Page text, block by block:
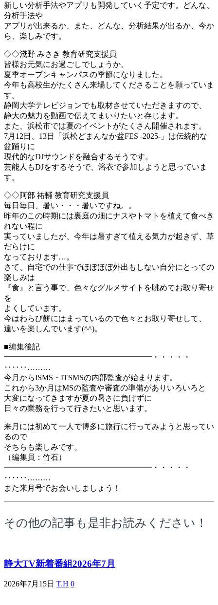
新しい分析手法やアプリも開発していく予定です。どんな、
分析手法や
アプリが出来るか、また、どんな、分析結果が出るか、今か
ら、楽しみです。
◇◇淺野 みさき 教育研究支援員
皆様お元気にお過ごしでしょうか。
夏季オープンキャンパスの季節になりました。
今年も高校生がたくさん来場してくださることを願っていま
す。
静岡大学テレビジョンでも取材させていただきますので、
静大の魅力を動画で伝えてまいりたいと存じます。
また、浜松市では夏のイベントがたくさん開催されます。
7月12日、13日「浜松どまんなか盆FES -2025-」は伝統的な
盆踊りに
現代的なDJサウンドを融合するそうです。
芸能人もDJをするそうで、浴衣で参加しようと思っていま
す。
◇◇阿部 祐輔 教育研究支援員
毎日毎日、暑い・・・暑いですね。。
昨年のこの時期には裏庭の畑にナスやトマトを植えて食べき
れない程に
実っていましたが、今年は暑すぎて植える気力が起きず、草
だらけに
なっております…。
さて、自宅での仕事でほぼほぼ外出もしない自分にとっての
楽しみは
『食』と言う事で、色々なグルメサイトを眺めてお取り寄せ
を
よくしています。
今はわらび餅にはまっているので色々とお取り寄せして、
違いを楽しんでいます(^^)。
■編集後記
━━━━━━━━━━━━━━━━━━━・・・・・
‥‥‥………
今月からISMS・ITSMSの内部監査が始まります。
これから3か月はMSの監査や審査の準備がありいろいろと
大変になってきますが夏の暑さに負けずに
日々の業務を行って行きたいと思います。
来月には初めて一人で博多に旅行に行ってみようと思ってい
るので
そちらも楽しみです。
（編集員：竹石）
━━━━━━━━━━━━━━━━━━━・・・・・
‥‥‥………
また来月号でお会いしましょう！
その他の記事も是非お読みください！
静大TV新着番組2026年7月
2026年7月15日 T.H 0